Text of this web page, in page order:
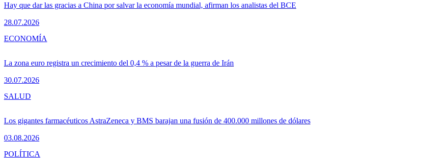
Hay que dar las gracias a China por salvar la economía mundial, afirman los analistas del BCE
28.07.2026
La zona euro registra un crecimiento del 0,4 % a pesar de la guerra de Irán
30.07.2026
ECONOMÍA
Los gigantes farmacéuticos AstraZeneca y BMS barajan una fusión de 400.000 millones de dólares
03.08.2026
SALUD
POLÍTICA